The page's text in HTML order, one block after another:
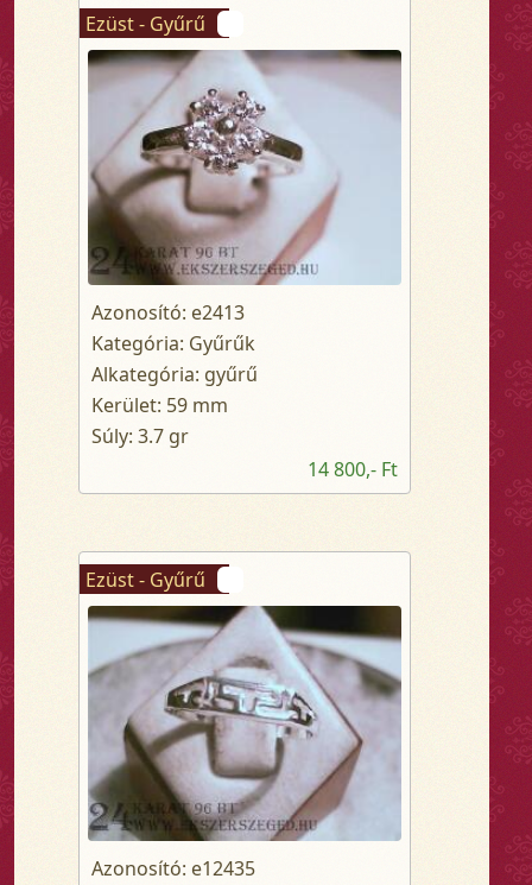
Ezüst - Gyűrű
Azonosító: e2413
Kategória: Gyűrűk
Alkategória: gyűrű
Kerület: 59 mm
Súly: 3.7 gr
14 800,- Ft
Ezüst - Gyűrű
Azonosító: e12435